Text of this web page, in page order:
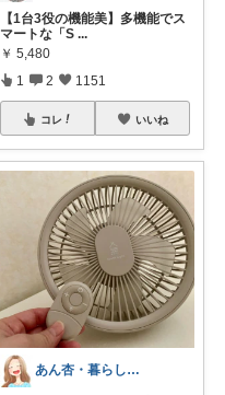
【1台3役の機能美】多機能でス
マートな「S ...
￥ 5,480
1 2 1151
コレ いいね
あん杏・暮らしの中にあったらいいなを🌿